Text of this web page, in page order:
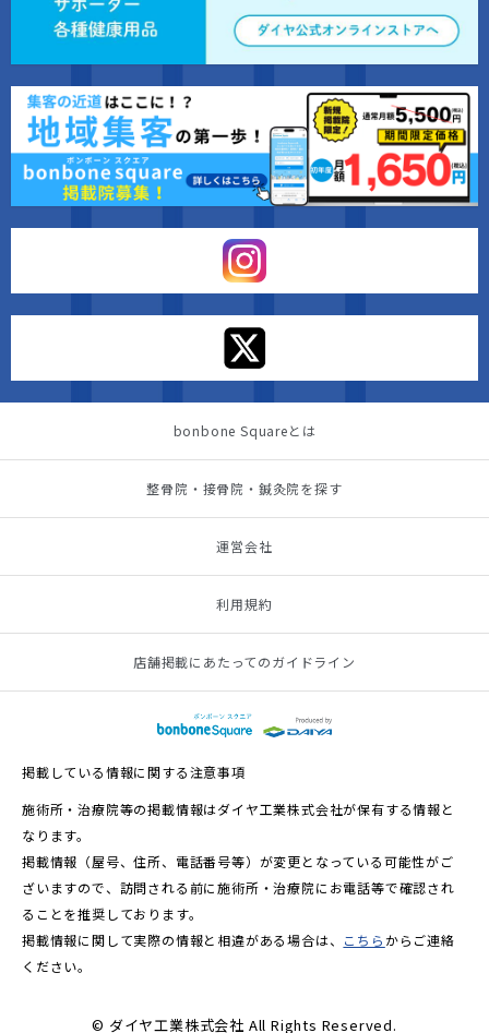
bonbone Squareとは
整骨院・接骨院・鍼灸院を探す
運営会社
利用規約
店舗掲載にあたってのガイドライン
掲載している情報に関する注意事項
施術所・治療院等の掲載情報はダイヤ工業株式会社が保有する情報と
なります。
掲載情報（屋号、住所、電話番号等）が変更となっている可能性がご
ざいますので、訪問される前に施術所・治療院にお電話等で確認され
ることを推奨しております。
掲載情報に関して実際の情報と相違がある場合は、 こちら からご連絡
ください。
© ダイヤ工業株式会社 All Rights Reserved.